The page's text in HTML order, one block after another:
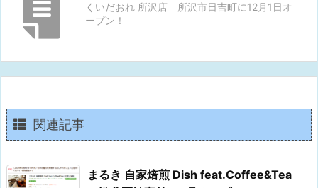
くいだおれ 所沢店 所沢市日吉町に12月1日オ
ープン！
関連記事
まるき 自家焙煎 Dish feat.Coffee&Tea